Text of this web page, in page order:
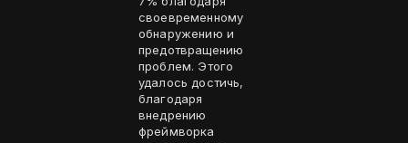
своевременному
обнаружению и
предотвращению
проблем. Этого
удалось достичь,
благодаря
внедрению
фреймворка